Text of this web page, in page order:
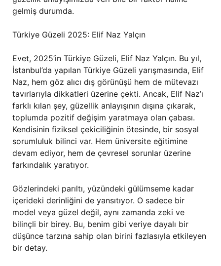
gelmiş durumda.
Türkiye Güzeli 2025: Elif Naz Yalçın
Evet, 2025’in Türkiye Güzeli, Elif Naz Yalçın. Bu yıl,
İstanbul’da yapılan Türkiye Güzeli yarışmasında, Elif
Naz, hem göz alıcı dış görünüşü hem de mütevazı
tavırlarıyla dikkatleri üzerine çekti. Ancak, Elif Naz’ı
farklı kılan şey, güzellik anlayışının dışına çıkarak,
toplumda pozitif değişim yaratmaya olan çabası.
Kendisinin fiziksel çekiciliğinin ötesinde, bir sosyal
sorumluluk bilinci var. Hem üniversite eğitimine
devam ediyor, hem de çevresel sorunlar üzerine
farkındalık yaratıyor.
Gözlerindeki parıltı, yüzündeki gülümseme kadar
içerideki derinliğini de yansıtıyor. O sadece bir
model veya güzel değil, aynı zamanda zeki ve
bilinçli bir birey. Bu, benim gibi veriye dayalı bir
düşünce tarzına sahip olan birini fazlasıyla etkileyen
bir detay.